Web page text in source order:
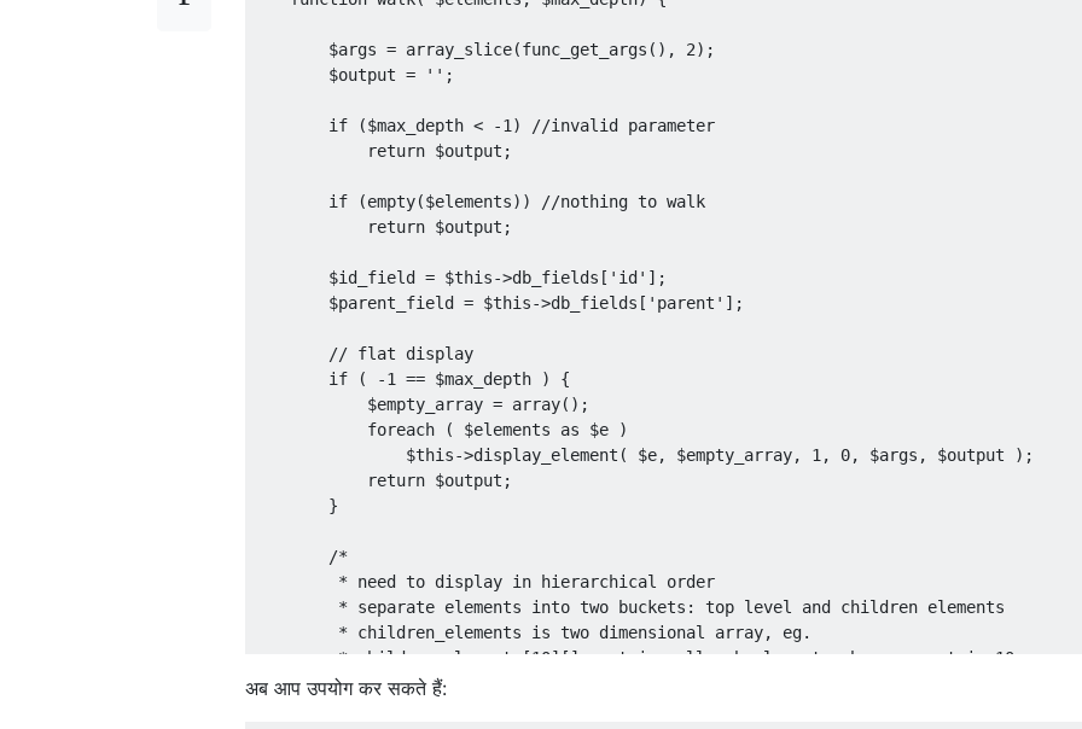
        $args
= array_slice(func_get_args (), 2);
        $output
= '' ;
if ($max_depth < -1 )
//invalid parameter
return $output ;
if (empty($elements))
//nothing to walk
return $output ;
        $id_field
= $this->db_fields [ 'id' ];
        $parent_field
= $this->db_fields [ 'parent' ];
// flat display
if
( -1 == $max_depth )
{
            $empty_array
= array();
foreach
( $elements as $e
)
                $this
->display_element ( $e, $empty_array, 1 , 0, $args , $output
);
return $output ;
}
/*
         * need to display in hierarchical order
         * separate elements into two buckets: top level and children elements
         * children_elements is two dimensional array, eg.
         * children_elements[10][] contains all sub-elements whose parent is 10.
         */
अब आप उपयोग कर सकते हैं: